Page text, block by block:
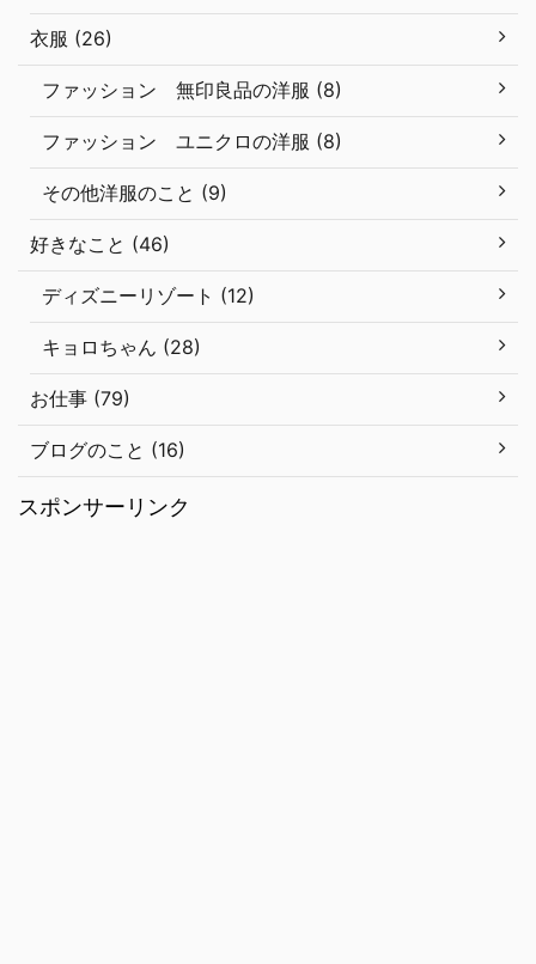
衣服 (26)
ファッション 無印良品の洋服 (8)
ファッション ユニクロの洋服 (8)
その他洋服のこと (9)
好きなこと (46)
ディズニーリゾート (12)
キョロちゃん (28)
お仕事 (79)
ブログのこと (16)
スポンサーリンク